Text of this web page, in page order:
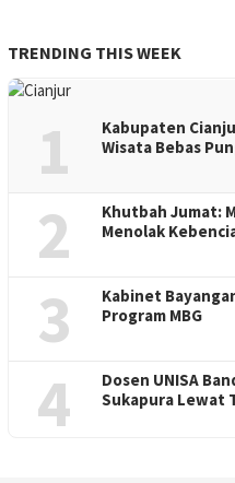
TRENDING THIS WEEK
1
Kabupaten
Wisata Bebas
2
Khutbah Jumat:
Menolak
3
Kabinet
Program MBG
4
Dosen UNISA
Sukapura Lewat